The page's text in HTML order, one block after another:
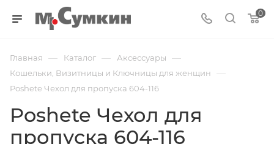
0
Главная — Каталог — Аксессуары —
Кошельки, Визитницы и Ключницы для женщин —
Poshete Чехол для пропуска 604-116
Poshete Чехол для
пропуска 604-116